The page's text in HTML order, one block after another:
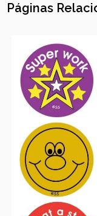
Páginas